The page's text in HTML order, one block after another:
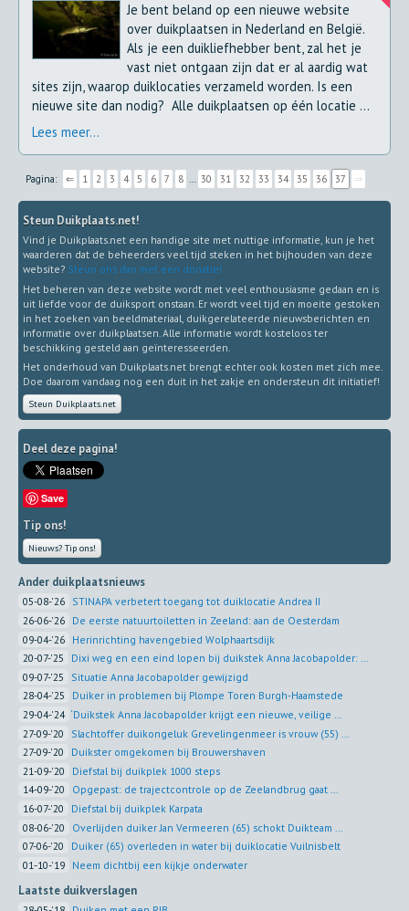
Je bent beland op een nieuwe website
over duikplaatsen in Nederland en België.
Als je een duikliefhebber bent, zal het je
vast niet ontgaan zijn dat er al aardig wat
sites zijn, waarop duiklocaties verzameld worden. Is een
nieuwe site dan nodig? Alle duikplaatsen op één locatie ...
Lees meer...
Pagina: ⇐ 1 2 3 4 5 6 7 8 30 31 32 33 34 35 36 37 ⇒
Steun Duikplaats.net!
Vind je Duikplaats.net een handige site met nuttige informatie, kun je het
waarderen dat de beheerders veel tijd steken in het bijhouden van deze
website? Steun ons dan met een donatie!
Het beheren van deze website wordt met veel enthousiasme gedaan en is
uit liefde voor de duiksport onstaan. Er wordt veel tijd en moeite gestoken
in het zoeken van beeldmateriaal, duikgerelateerde nieuwsberichten en
informatie over duikplaatsen. Alle informatie wordt kosteloos ter
beschikking gesteld aan geïnteresseerden.
Het onderhoud van Duikplaats.net brengt echter ook kosten met zich mee.
Doe daarom vandaag nog een duit in het zakje en ondersteun dit initiatief!
Steun Duikplaats.net
Deel deze pagina!
Save
Tip ons!
Nieuws? Tip ons!
Ander duikplaatsnieuws
05-08-'26 STINAPA verbetert toegang tot duiklocatie Andrea II
26-06-'26 De eerste natuurtoiletten in Zeeland: aan de Oesterdam
09-04-'26 Herinrichting havengebied Wolphaartsdijk
20-07-'25
Dixi weg en een eind lopen bij duikstek Anna Jacobapolder: ...
09-07-'25
Situatie Anna Jacobapolder gewijzigd
28-04-'25
Duiker in problemen bij Plompe Toren Burgh-Haamstede
29-04-'24 ‘Duikstek Anna Jacobapolder krijgt een nieuwe, veilige ...
27-09-'20
Slachtoffer duikongeluk Grevelingenmeer is vrouw (55) ...
27-09-'20
Duikster omgekomen bij Brouwershaven
21-09-'20
Diefstal bij duikplek 1000 steps
14-09-'20
Opgepast: de trajectcontrole op de Zeelandbrug gaat ...
16-07-'20
Diefstal bij duikplek Karpata
08-06-'20
Overlijden duiker Jan Vermeeren (65) schokt Duikteam ...
07-06-'20
Duiker (65) overleden in water bij duiklocatie Vuilnisbelt
01-10-'19 Neem dichtbij een kijkje onderwater
Laatste duikverslagen